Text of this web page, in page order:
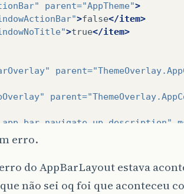
parent="AppTheme">
>false</item>
>true</item>
parent=
parent=
erro.
do AppBarLayout estava
não sei oq foi que aconteceu